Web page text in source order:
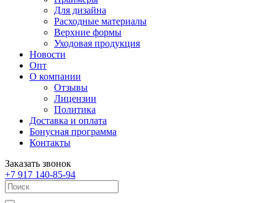
Для дизайна
Расходные материалы
Верхние формы
Уходовая продукция
Новости
Опт
О компании
Отзывы
Лицензии
Политика
Доставка и оплата
Бонусная программа
Контакты
Заказать звонок
+7 917 140-85-94